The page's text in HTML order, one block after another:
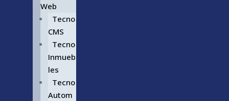
Web
Tecno
CMS
Tecno
Inmueb
les
Tecno
Autom